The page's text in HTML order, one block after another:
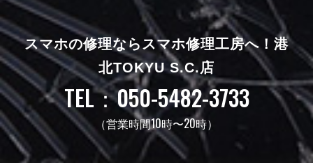
スマホの修理ならスマホ修理工房へ！ 港
北TOKYU S.C.店
TEL：050-5482-3733
（営業時間10時〜20時）